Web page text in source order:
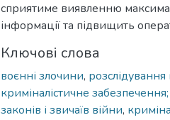
сприятиме виявленню
інформації та підвищить
Ключові слова
воєнні злочини,
криміналістичне
законів і звичаїв війни,